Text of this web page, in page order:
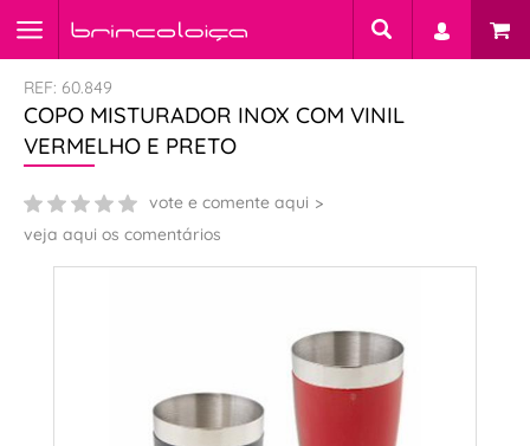
REF: 60.849
COPO MISTURADOR INOX COM VINIL
VERMELHO E PRETO
vote e comente aqui
veja aqui os comentários